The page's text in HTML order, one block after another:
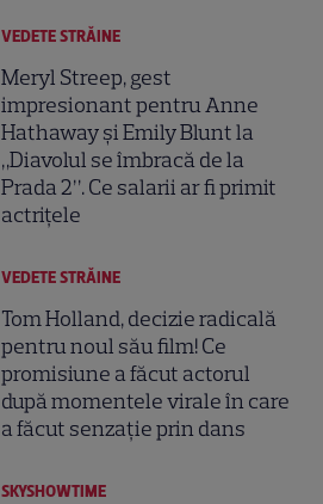
VEDETE STRĂINE
Meryl Streep, gest
impresionant pentru Anne
Hathaway și Emily Blunt la
„Diavolul se îmbracă de la
Prada 2”. Ce salarii ar fi primit
actrițele
VEDETE STRĂINE
Tom Holland, decizie radicală
pentru noul său film! Ce
promisiune a făcut actorul
după momentele virale în care
a făcut senzație prin dans
SKYSHOWTIME